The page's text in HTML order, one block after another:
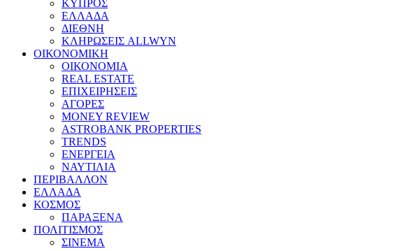
ΚΥΠΡΟΣ
ΕΛΛΑΔΑ
ΔΙΕΘΝΗ
ΚΛΗΡΩΣΕΙΣ ALLWYN
ΟΙΚΟΝΟΜΙΚΗ
ΟΙΚΟΝΟΜΙΑ
REAL ESTATE
ΕΠΙΧΕΙΡΗΣΕΙΣ
ΑΓΟΡΕΣ
MONEY REVIEW
ASTROBANK PROPERTIES
TRENDS
ΕΝΕΡΓΕΙΑ
ΝΑΥΤΙΛΙΑ
ΠΕΡΙΒΑΛΛΟΝ
ΕΛΛΑΔΑ
ΚΟΣΜΟΣ
ΠΑΡΑΞΕΝΑ
ΠΟΛΙΤΙΣΜΟΣ
ΣΙΝΕΜΑ